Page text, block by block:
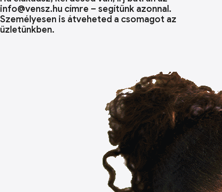
info@vensz.hu címre – segítünk azonnal.
Személyesen is átveheted a csomagot az
üzletünkben.